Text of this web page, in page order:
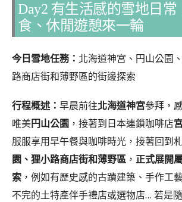
Day2 有生活感的雪地日常
食、休閒遊憩來一輪
今日雪地任務： 北海道神宮、円山公園
路商店街和薄野區的街邊探索
行程概述： 早晨前往北海道神宮參拜，
唯美円山公園 ，接著到日本連鎖咖啡店
服服享用早午餐與咖啡時光，接著回到
園、狸小路商店街和薄野區 ， 正式展開
索 ，例如有歷史感的古蹟建築、手作工
不完的土特產伴手禮店或選物店… 若是